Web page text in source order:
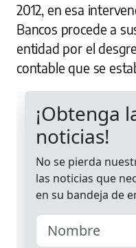
2012, en esa
Bancos procede a
entidad por el
contable que se